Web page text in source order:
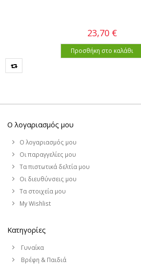
23,70 €
Προσθήκη στο καλάθι
Ο λογαριασμός μου
Ο λογαριασμός μου
Οι παραγγελίες μου
Τα πιστωτικά δελτία μου
Οι διευθύνσεις μου
Τα στοιχεία μου
My Wishlist
Κατηγορίες
Γυναίκα
Βρέφη & Παιδιά